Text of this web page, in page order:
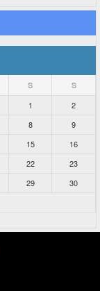
S S
1
2
8
9
15
16
22
23
29
30